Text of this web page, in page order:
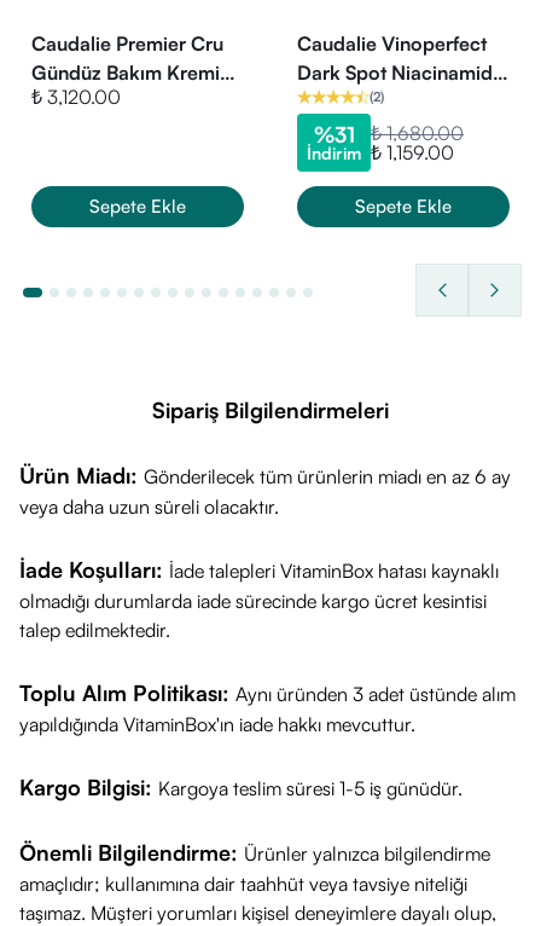
Caudalie Premier Cru
Gündüz Bakım Kremi
Yedek Kapsül 50 ml
₺ 3,120.00
Sepete Ekle
Caudalie Vinoperfect
Dark Spot Niacinamide
Moisturizer 50 ml Refill
(2)
%31
İndirim
₺ 1,680.00
₺ 1,159.00
Sepete Ekle
Sipariş Bilgilendirmeleri
Ürün Miadı: Gönderilecek tüm ürünlerin miadı en az 6 ay
veya daha uzun süreli olacaktır.
İade Koşulları: İade talepleri VitaminBox hatası kaynaklı
olmadığı durumlarda iade sürecinde kargo ücret kesintisi
talep edilmektedir.
Toplu Alım Politikası: Aynı üründen 3 adet üstünde alım
yapıldığında VitaminBox'ın iade hakkı mevcuttur.
Kargo Bilgisi: Kargoya teslim süresi 1-5 iş günüdür.
Önemli Bilgilendirme: Ürünler yalnızca bilgilendirme
amaçlıdır; kullanımına dair taahhüt veya tavsiye niteliği
taşımaz. Müşteri yorumları kişisel deneyimlere dayalı olup,